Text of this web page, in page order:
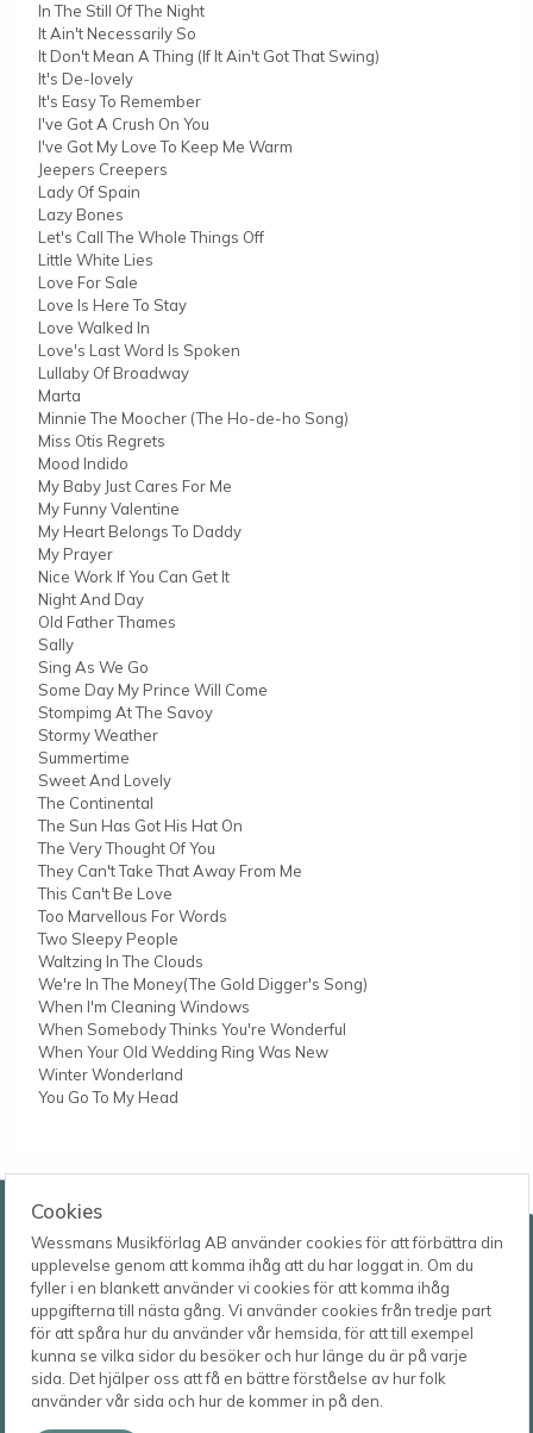
Cookies
Wessmans Musikförlag AB använder cookies för att förbättra din
upplevelse genom att komma ihåg att du har loggat in. Om du
fyller i en blankett använder vi cookies för att komma ihåg
uppgifterna till nästa gång. Vi använder cookies från tredje part
för att spåra hur du använder vår hemsida, för att till exempel
kunna se vilka sidor du besöker och hur länge du är på varje
sida. Det hjälper oss att få en bättre förståelse av hur folk
använder vår sida och hur de kommer in på den.
In The Still Of The Night
It Ain't Necessarily So
It Don't Mean A Thing (If It Ain't Got That Swing)
It's De-lovely
It's Easy To Remember
I've Got A Crush On You
I've Got My Love To Keep Me Warm
Jeepers Creepers
Lady Of Spain
Lazy Bones
Let's Call The Whole Things Off
Little White Lies
Love For Sale
Love Is Here To Stay
Love Walked In
Love's Last Word Is Spoken
Lullaby Of Broadway
Marta
Minnie The Moocher (The Ho-de-ho Song)
Miss Otis Regrets
Mood Indido
My Baby Just Cares For Me
My Funny Valentine
My Heart Belongs To Daddy
My Prayer
Nice Work If You Can Get It
Night And Day
Old Father Thames
Sally
Sing As We Go
Some Day My Prince Will Come
Stompimg At The Savoy
Stormy Weather
Summertime
Sweet And Lovely
The Continental
The Sun Has Got His Hat On
The Very Thought Of You
They Can't Take That Away From Me
This Can't Be Love
Too Marvellous For Words
Two Sleepy People
Waltzing In The Clouds
We're In The Money(The Gold Digger's Song)
When I'm Cleaning Windows
When Somebody Thinks You're Wonderful
When Your Old Wedding Ring Was New
Winter Wonderland
You Go To My Head
Wessmans Musikförlag AB
Leverans- och besöksadress
Bingebygatan 11 B
621 41 VISBY
Postadress
Box 1253
621 23 VISBY
Telefon
0498-22 61 32
E-post
order@wessmans.com